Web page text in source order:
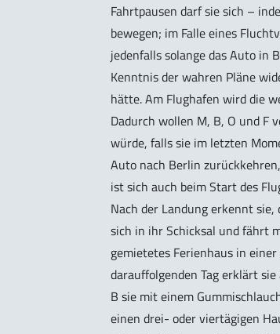
Fahrtpausen darf sie sich –
bewegen; im Falle eines
jedenfalls solange das Auto in
Kenntnis der wahren Pläne
hätte. Am Flughafen wird die
Dadurch wollen M, B, O und F
würde, falls sie im letzten
Auto nach Berlin
ist sich auch beim Start des
Nach der Landung erkennt
sich in ihr Schicksal und fährt
gemietetes Ferienhaus in
darauffolgenden Tag erklärt
B sie mit einem
einen drei- oder viertägigen